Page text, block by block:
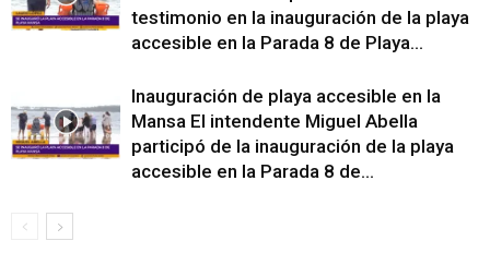
testimonio en la inauguración de la playa
accesible en la Parada 8 de Playa...
Inauguración de playa accesible en la
Mansa El intendente Miguel Abella
participó de la inauguración de la playa
accesible en la Parada 8 de...